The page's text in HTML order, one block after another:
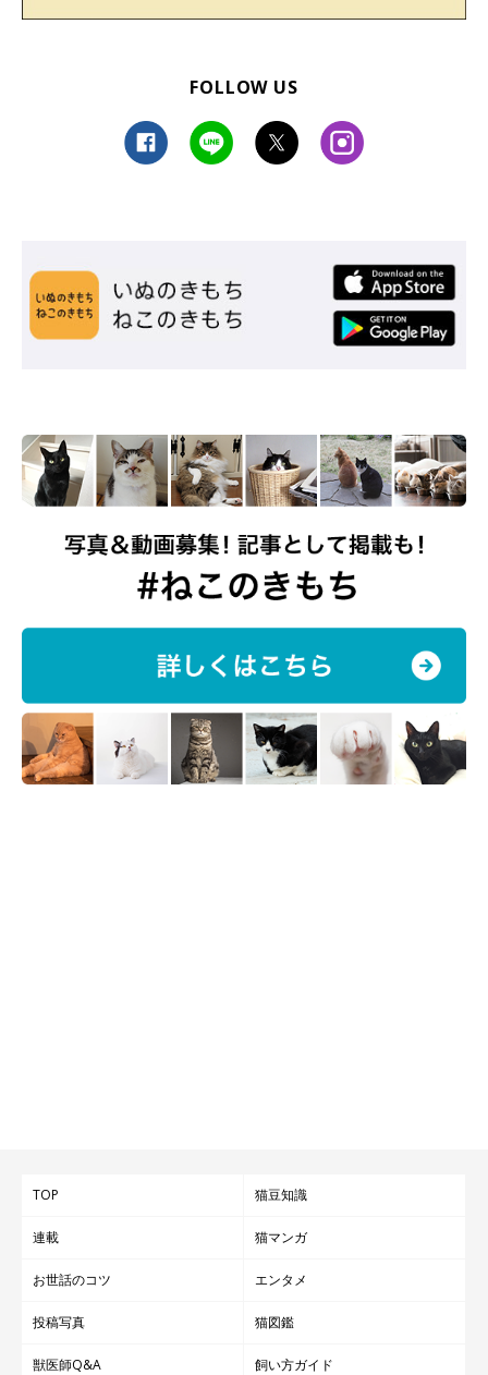
さんが行うブラッシングにも同じ効果があるので、メスにはこま
るので注意してください。
オス・メスの特性に合ったお世話をしてあげ
よう
る」ことが大切です。オス・メスそれぞれの特徴や性質を理解し
て、ワンランク上のお世話をしてあげましょう。
参考／「ねこのきもち」2016年7月号『性格や行動は、性別で違
うから…オス メス別 猫が大満足する7つのこと』（監修：マオキ
FOLLOW US
TOP 猫豆知識
連載 猫マンガ
お世話のコツ エンタメ
投稿写真 猫図鑑
獣医師Q&A 飼い方ガイド